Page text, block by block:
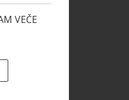
VEČE